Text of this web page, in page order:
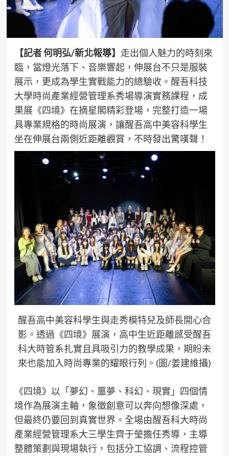
【記者 何明弘/新北報導】 走出個人魅力的時刻來
臨，當燈光落下、音樂響起，伸展台不只是服裝
展示，更成為學生實戰能力的總驗收。醒吾科技
大學時尚產業經營管理系秀場導演實務課程，成
果展《四境》在摘星閣精彩登場，完整打造一場
具專業規格的時尚展演，讓醒吾高中美容科學生
坐在伸展台兩側近距離觀賞，不時發出驚嘆聲！
醒吾高中美容科學生與走秀模特兒及師長開心合
影。透過《四境》展演，高中生近距離感受醒吾
科大時管系扎實且具吸引力的教學成果，期盼未
來也能加入時尚專業的耀眼行列。(圖/姜建維攝)
《四境》以「夢幻、噩夢、科幻、現實」四個情
境作為展演主軸，象徵創意可以奔向想像深處，
但最終仍要回到真實世界。全場由醒吾科大時尚
產業經營管理系大三學生齊于瑩擔任秀導，主導
整體策劃與現場執行，包括分工協調、流程控管